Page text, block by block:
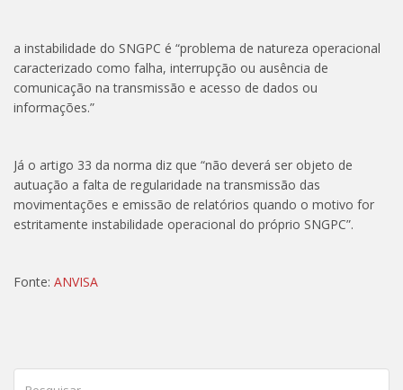
a instabilidade do SNGPC é “problema de natureza operacional
caracterizado como falha, interrupção ou ausência de
comunicação na transmissão e acesso de dados ou
informações.”
Já o artigo 33 da norma diz que “não deverá ser objeto de
autuação a falta de regularidade na transmissão das
movimentações e emissão de relatórios quando o motivo for
estritamente instabilidade operacional do próprio SNGPC”.
Fonte: ANVISA